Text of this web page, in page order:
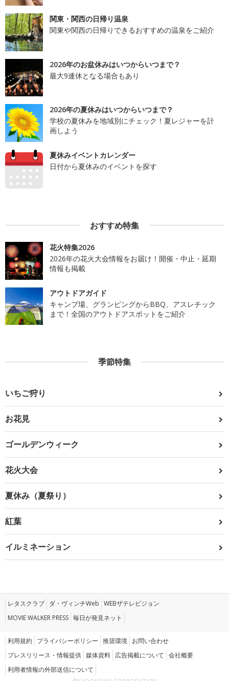
関東・関西の日帰り温泉
関東や関西の日帰りできるおすすめの温泉をご紹介
2026年のお盆休みはいつからいつまで？
最大9連休となる場合もあり
2026年の夏休みはいつからいつまで？
学校の夏休みを地域別にチェック！夏レジャーを計
画しよう
夏休みイベントカレンダー
日付から夏休みのイベントを探す
おすすめ特集
花火特集2026
2026年の花火大会情報をお届け！開催・中止・延期
情報も掲載
アウトドアガイド
キャンプ場、グランピングからBBQ、アスレチック
まで！全国のアウトドアスポットをご紹介
季節特集
いちご狩り
お花見
ゴールデンウィーク
花火大会
夏休み（夏祭り）
紅葉
イルミネーション
レタスクラブ ダ・ヴィンチWeb WEBザテレビジョン
MOVIE WALKER PRESS 毎日が発見ネット
利用規約 プライバシーポリシー 推奨環境 お問い合わせ
プレスリリース・情報提供 媒体資料 広告掲載について 会社概要
利用者情報の外部送信について